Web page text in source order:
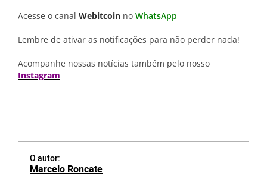
Acesse o canal Webitcoin no WhatsApp
Lembre de ativar as notificações para não perder nada!
Acompanhe nossas notícias também pelo nosso
Instagram
O autor:
Marcelo Roncate